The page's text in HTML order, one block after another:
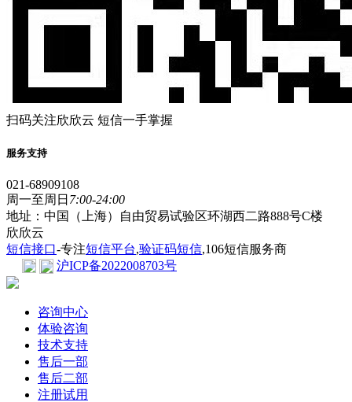
扫码关注欣欣云 短信一手掌握
服务支持
021-68909108
周一至周日 7:00-24:00
地址：中国（上海）自由贸易试验区环湖西二路888号C楼
欣欣云
短信接口-专注短信平台,验证码短信,106短信服务商
沪ICP备2022008703号
咨询中心
体验咨询
技术支持
售后一部
售后二部
注册试用